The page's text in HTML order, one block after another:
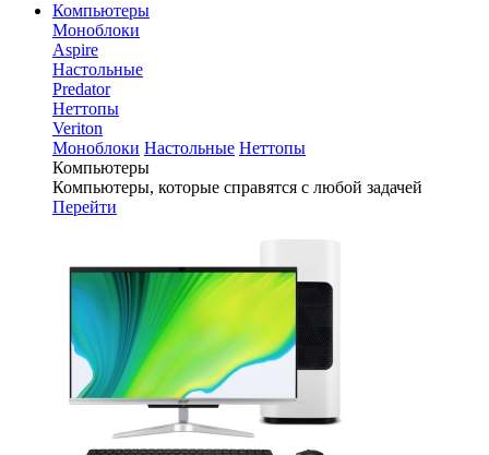
Компьютеры
Моноблоки
Aspire
Настольные
Predator
Неттопы
Veriton
Моноблоки Настольные Неттопы
Компьютеры
Компьютеры, которые справятся с любой задачей
Перейти